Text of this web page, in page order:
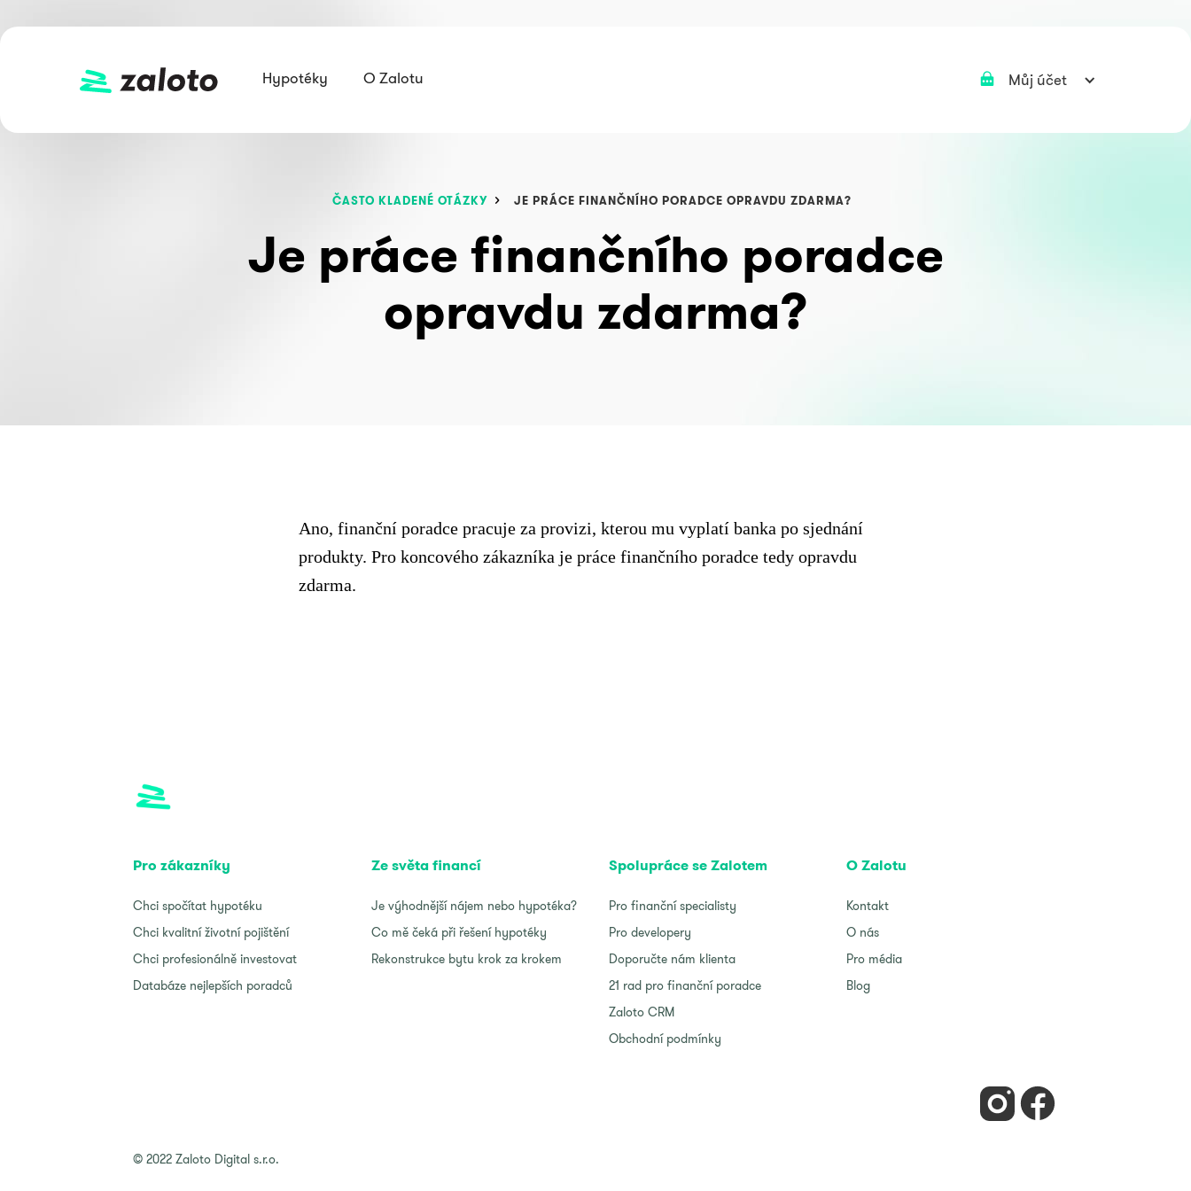
Hypotéky O Zalotu Můj účet
ČASTO KLADENÉ OTÁZKY JE PRÁCE FINANČNÍHO PORADCE OPRAVDU ZDARMA?
Je práce finančního poradce
opravdu zdarma?
Ano, finanční poradce pracuje za provizi, kterou mu vyplatí banka po sjednání
produkty. Pro koncového zákazníka je práce finančního poradce tedy opravdu
zdarma.
Pro zákazníky
Chci spočítat hypotéku
Chci kvalitní životní pojištění
Chci profesionálně investovat
Databáze nejlepších poradců
Ze světa financí
Je výhodnější nájem nebo hypotéka?
Co mě čeká při řešení hypotéky
Rekonstrukce bytu krok za krokem
Spolupráce se Zalotem
Pro finanční specialisty
Pro developery
Doporučte nám klienta
21 rad pro finanční poradce
Zaloto CRM
Obchodní podmínky
O Zalotu
Kontakt
O nás
Pro média
Blog
© 2022 Zaloto Digital s.r.o.